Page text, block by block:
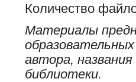
Количество
Материалы
автора,
библиотеки.